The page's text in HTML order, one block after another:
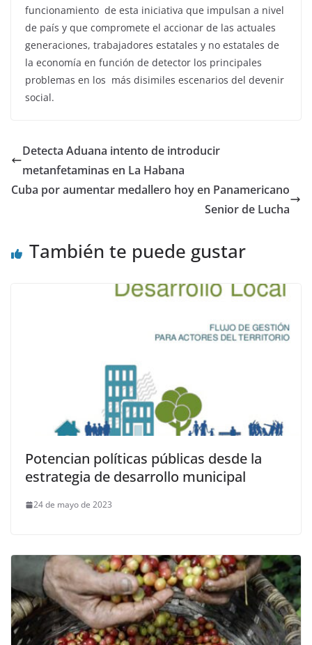
funcionamiento de esta iniciativa que impulsan a nivel
de país y que compromete el accionar de las actuales
generaciones, trabajadores estatales y no estatales de
la economía en función de detector los principales
problemas en los más disimiles escenarios del devenir
social.
Detecta Aduana intento de introducir
metanfetaminas en La Habana
Cuba por aumentar medallero hoy en Panamericano
Senior de Lucha
También te puede gustar
Potencian políticas públicas desde la
estrategia de desarrollo municipal
24 de mayo de 2023